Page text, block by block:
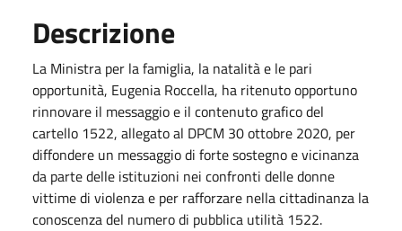
Descrizione
La Ministra per la famiglia, la natalità e le pari
opportunità, Eugenia Roccella, ha ritenuto opportuno
rinnovare il messaggio e il contenuto grafico del
cartello 1522, allegato al DPCM 30 ottobre 2020, per
diffondere un messaggio di forte sostegno e vicinanza
da parte delle istituzioni nei confronti delle donne
vittime di violenza e per rafforzare nella cittadinanza la
conoscenza del numero di pubblica utilità 1522.